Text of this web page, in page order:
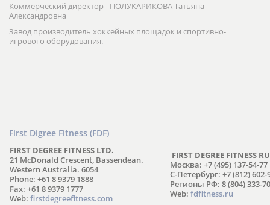
Коммерческий директор - ПОЛУКАРИКОВА Татьяна
Александровна
Завод производитель хоккейных площадок и спортивно-
игрового оборудования.
First Digree Fitness (FDF)
FIRST DEGREE FITNESS LTD.
21 McDonald Crescent, Bassendean.
Western Australia. 6054
Phone: +61 8 9379 1888
Fax: +61 8 9379 1777
Web: firstdegreefitness.com
FIRST DEGREE FITNESS
Москва: +7 (495) 137-54-77
С-Петербург: +7 (812) 602-
Регионы РФ: 8 (804) 333-
Web: fdfitness.ru